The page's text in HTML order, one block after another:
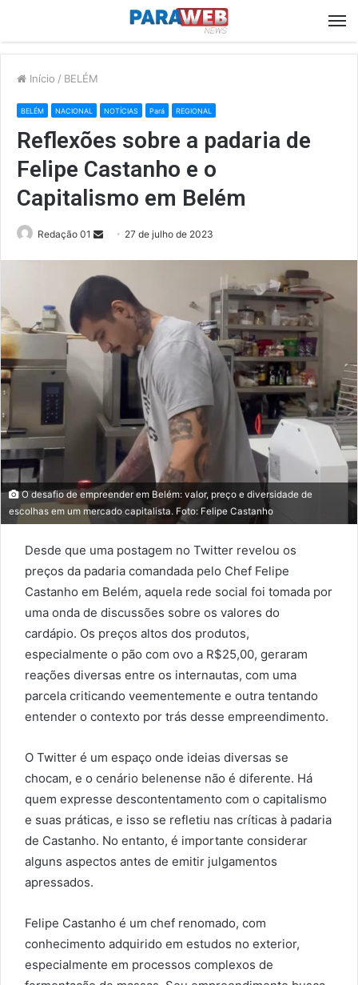
Início / BELÉM
BELÉM NACIONAL NOTÍCIAS Pará REGIONAL
Reflexões sobre a padaria de
Felipe Castanho e o
Capitalismo em Belém
Redação 01
Send 27 de julho de 2023
O desafio de empreender em Belém: valor, preço e diversidade de
escolhas em um mercado capitalista. Foto: Felipe Castanho
Desde que uma postagem no Twitter revelou os
preços da padaria comandada pelo Chef Felipe
Castanho em Belém, aquela rede social foi tomada por
uma onda de discussões sobre os valores do
cardápio. Os preços altos dos produtos,
especialmente o pão com ovo a R$25,00, geraram
reações diversas entre os internautas, com uma
parcela criticando veementemente e outra tentando
entender o contexto por trás desse empreendimento.
O Twitter é um espaço onde ideias diversas se
chocam, e o cenário belenense não é diferente. Há
quem expresse descontentamento com o capitalismo
e suas práticas, e isso se refletiu nas críticas à padaria
de Castanho. No entanto, é importante considerar
alguns aspectos antes de emitir julgamentos
apressados.
Felipe Castanho é um chef renomado, com
conhecimento adquirido em estudos no exterior,
especialmente em processos complexos de